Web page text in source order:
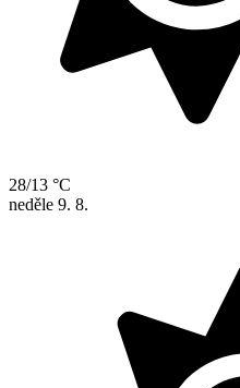
28/13 °C
neděle 9. 8.